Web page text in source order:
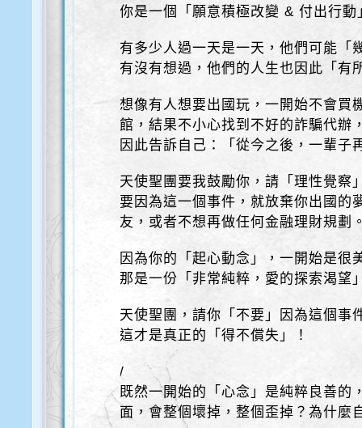
你是一個「願意積極改變 & 付出行動
有多少人過一天是一天，他們可能「
有沒有想過，他們的人生也因此「有
想像有人想要出國玩，一開始不會買
館，結果不小心找到不好的詐騙代辦
因此告訴自己：「從今之後，一輩子
天使聖團要我鼓勵你，請「理性覺察
要因為這一個事件，就放棄你出國的
友，或者不想再做任何金融理財規劃
因為你的「起心動念」，一開始是很
那是一份「非常純粹，愛的探索渴望
天使聖團，請你「不要」因為這個事
這才是真正的「得不償失」！
/
既然一開始的「心念」是純粹良善的
面，會整個壞掉，整個歪掉？為什麼